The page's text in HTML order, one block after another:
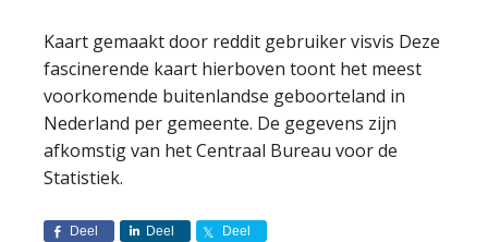
Kaart gemaakt door reddit gebruiker visvis Deze
fascinerende kaart hierboven toont het meest
voorkomende buitenlandse geboorteland in
Nederland per gemeente. De gegevens zijn
afkomstig van het Centraal Bureau voor de
Statistiek.
Deel Deel Deel